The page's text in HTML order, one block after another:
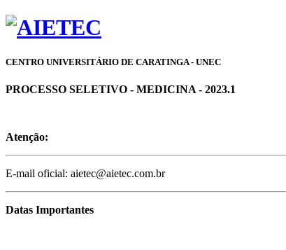
CENTRO UNIVERSITÁRIO DE CARATINGA - UNEC
PROCESSO SELETIVO - MEDICINA - 2023.1
Atenção:
E-mail oficial: aietec@aietec.com.br
Datas Importantes